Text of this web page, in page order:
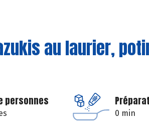
au laurier,
personnes
0 min